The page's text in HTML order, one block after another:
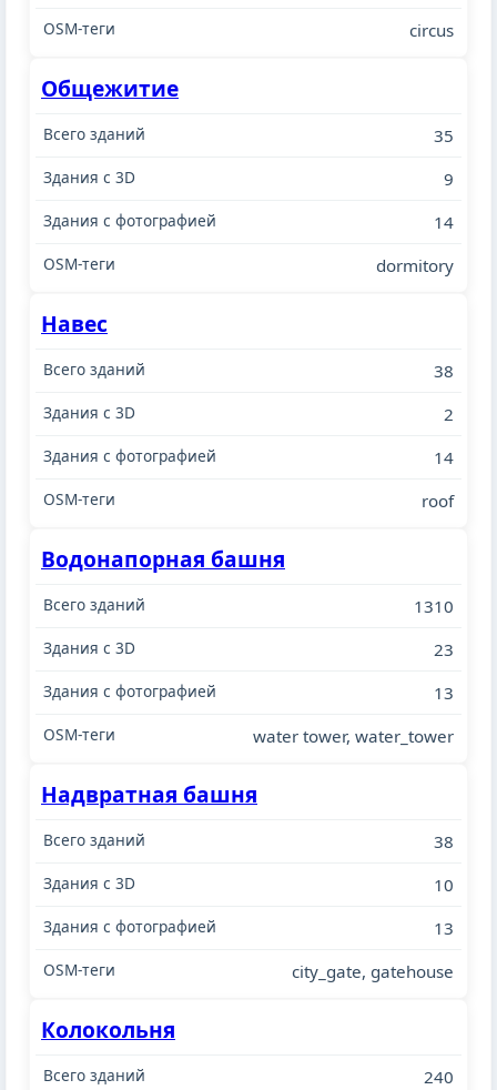
circus
Общежитие
35
9
14
dormitory
Навес
38
2
14
roof
Водонапорная башня
1310
23
13
water tower, water_tower
Надвратная башня
38
10
13
city_gate, gatehouse
Колокольня
240